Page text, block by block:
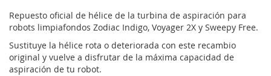
Repuesto oficial de hélice de la turbina de aspiración para
robots limpiafondos Zodiac Indigo, Voyager 2X y Sweepy Free.
Sustituye la hélice rota o deteriorada con este recambio
original y vuelve a disfrutar de la máxima capacidad de
aspiración de tu robot.